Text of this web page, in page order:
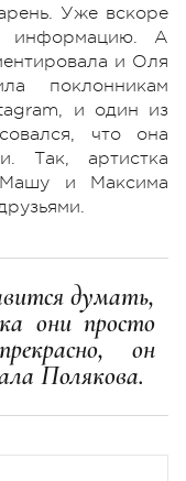
Уже вскоре
информацию. А
и Оля
поклонникам
и один из
что она
Так, артистка
Машу и Максима
думать,
они просто
он
Полякова.